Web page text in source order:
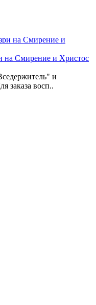
на Смирение и Христос
и
заказа восп..